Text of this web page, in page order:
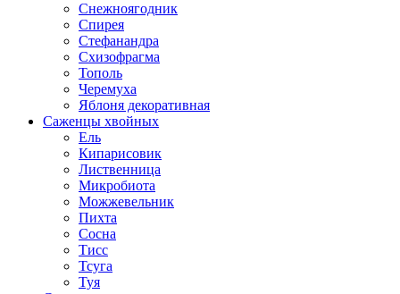
Снежноягодник
Спирея
Стефанандра
Схизофрагма
Тополь
Черемуха
Яблоня декоративная
Саженцы хвойных
Ель
Кипарисовик
Лиственница
Микробиота
Можжевельник
Пихта
Сосна
Тисс
Тсуга
Туя